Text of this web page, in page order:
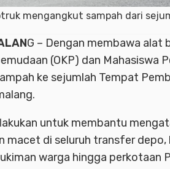
mengangkut sampah dari
G – Dengan membawa alat
(OKP) dan Mahasiswa
ke sejumlah Tempat
untuk membantu
macet di seluruh transfer
warga hingga perkotaan